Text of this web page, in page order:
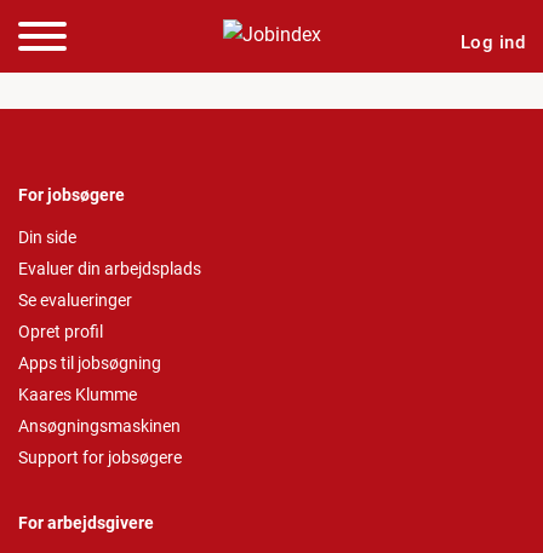
Log ind
For jobsøgere
Din side
Evaluer din arbejdsplads
Se evalueringer
Opret profil
Apps til jobsøgning
Kaares Klumme
Ansøgningsmaskinen
Support for jobsøgere
For arbejdsgivere